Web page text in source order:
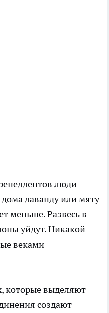
люди
лаванду или мяту
меньше. Развесь в
уйдут. Никакой
веками
которые выделяют
создают